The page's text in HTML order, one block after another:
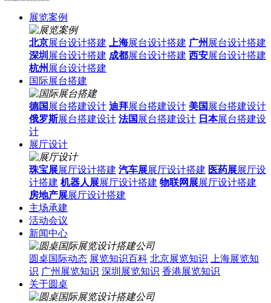
展览案例
北京展台设计搭建 上海展台设计搭建 广州 展台设计搭建
深圳 展台设计搭建 成都展台设计搭建 西安展台设计搭建
杭州 展台设计搭建
国际展台搭建
德国 展台搭建设计 迪拜展台搭建设计 美国 展台搭建设计
俄罗斯展台搭建设计 法国 展台搭建设计 日本展台搭建设
计
展厅设计
珠宝展展厅设计搭建 汽车展展厅设计搭建 医药展展厅设
计搭建 机器人展展厅设计搭建 物联网展展厅设计搭建
房地产展展厅设计搭建
主场承建
活动会议
新闻中心
圆桌国际动态 展览知识百科 北京展览知识
上海展览知
识 广州展览知识 深圳展览知识 香港展览知识
关于圆桌